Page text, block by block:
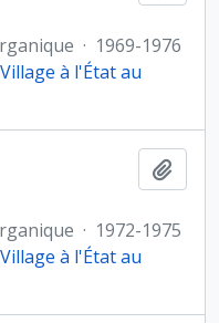
· 1969-1976
à l'État au
· 1972-1975
à l'État au